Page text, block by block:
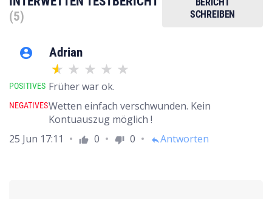
(5)
SCHREIBEN
account_circle Adrian
POSITIVES Früher war ok.
NEGATIVESWetten einfach verschwunden. Kein
Kontuauszug möglich !
25 Jun 17:11
thumb_up 0 thumb_down 0 replyAntworten